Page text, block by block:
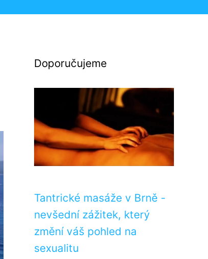
Doporučujeme
Tantrické masáže v Brně -
nevšední zážitek, který
změní váš pohled na
sexualitu